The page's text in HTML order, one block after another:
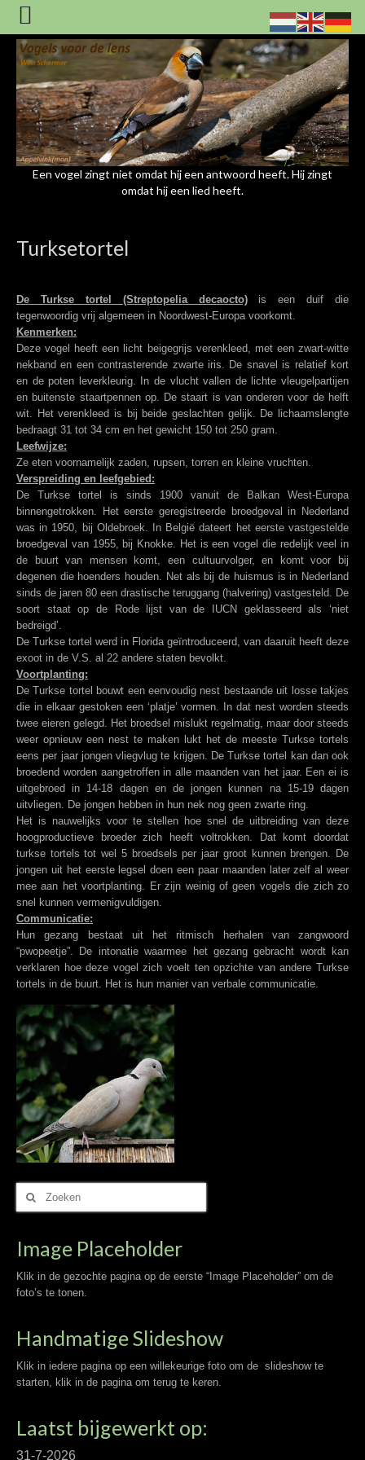
Een vogel zingt niet omdat hij een antwoord heeft. Hij zingt
omdat hij een lied heeft.
Turksetortel
De Turkse tortel (Streptopelia decaocto)is een duif die
tegenwoordig vrij algemeen in Noordwest-Europa voorkomt.
Kenmerken:
Deze vogel heeft een licht beigegrijs verenkleed, met een zwart-witte
nekband en een contrasterende zwarte iris. De snavel is relatief kort
en de poten leverkleurig. In de vlucht vallen de lichte vleugelpartijen
en buitenste staartpennen op. De staart is van onderen voor de helft
wit. Het verenkleed is bij beide geslachten gelijk. De lichaamslengte
bedraagt 31 tot 34 cm en het gewicht 150 tot 250 gram.
Leefwijze:
Ze eten voornamelijk zaden, rupsen, torren en kleine vruchten.
Verspreiding en leefgebied:
De Turkse tortel is sinds 1900 vanuit de Balkan West-Europa
binnengetrokken. Het eerste geregistreerde broedgeval in Nederland
was in 1950, bij Oldebroek. In België dateert het eerste vastgestelde
broedgeval van 1955, bij Knokke. Het is een vogel die redelijk veel in
de buurt van mensen komt, een cultuurvolger, en komt voor bij
degenen die hoenders houden. Net als bij de huismus is in Nederland
sinds de jaren 80 een drastische teruggang (halvering) vastgesteld. De
soort staat op de Rode lijst van de IUCN geklasseerd als ‘niet
bedreigd’.
De Turkse tortel werd in Florida geïntroduceerd, van daaruit heeft deze
exoot in de V.S. al 22 andere staten bevolkt.
Voortplanting:
De Turkse tortel bouwt een eenvoudig nest bestaande uit losse takjes
die in elkaar gestoken een ‘platje’ vormen. In dat nest worden steeds
twee eieren gelegd. Het broedsel mislukt regelmatig, maar door steeds
weer opnieuw een nest te maken lukt het de meeste Turkse tortels
eens per jaar jongen vliegvlug te krijgen. De Turkse tortel kan dan ook
broedend worden aangetroffen in alle maanden van het jaar. Een ei is
uitgebroed in 14-18 dagen en de jongen kunnen na 15-19 dagen
uitvliegen. De jongen hebben in hun nek nog geen zwarte ring.
Het is nauwelijks voor te stellen hoe snel de uitbreiding van deze
hoogproductieve broeder zich heeft voltrokken. Dat komt doordat
turkse tortels tot wel 5 broedsels per jaar groot kunnen brengen. De
jongen uit het eerste legsel doen een paar maanden later zelf al weer
mee aan het voortplanting. Er zijn weinig of geen vogels die zich zo
snel kunnen vermenigvuldigen.
Communicatie:
Hun gezang bestaat uit het ritmisch herhalen van zangwoord
“pwopeetje”. De intonatie waarmee het gezang gebracht wordt kan
verklaren hoe deze vogel zich voelt ten opzichte van andere Turkse
tortels in de buurt. Het is hun manier van verbale communicatie.
Zoek
naar:
Image Placeholder
Klik in de gezochte pagina op de eerste “Image Placeholder” om de
foto’s te tonen.
Handmatige Slideshow
Klik in iedere pagina op een willekeurige foto om de slideshow te
starten, klik in de pagina om terug te keren.
Laatst bijgewerkt op:
31-7-2026